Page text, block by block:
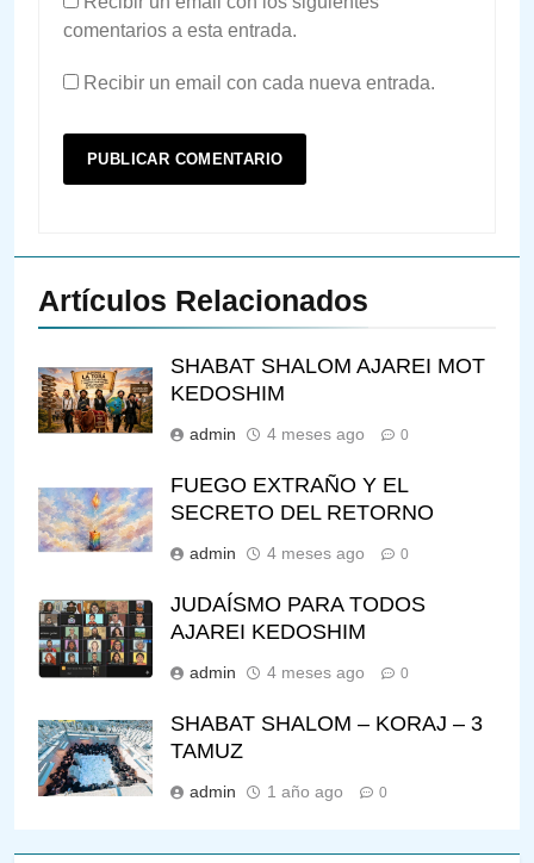
comentarios a esta entrada.
Recibir un email con cada nueva entrada.
Artículos Relacionados
SHABAT SHALOM AJAREI MOT
KEDOSHIM
admin 4 meses ago 0
FUEGO EXTRAÑO Y EL
SECRETO DEL RETORNO
admin 4 meses ago 0
JUDAÍSMO PARA TODOS
AJAREI KEDOSHIM
admin 4 meses ago 0
SHABAT SHALOM – KORAJ – 3
TAMUZ
admin 1 año ago 0